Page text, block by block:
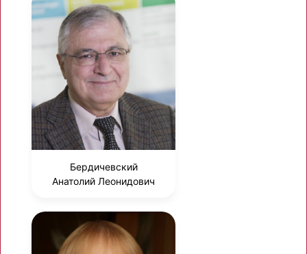
Бердичевский
Анатолий Леонидович